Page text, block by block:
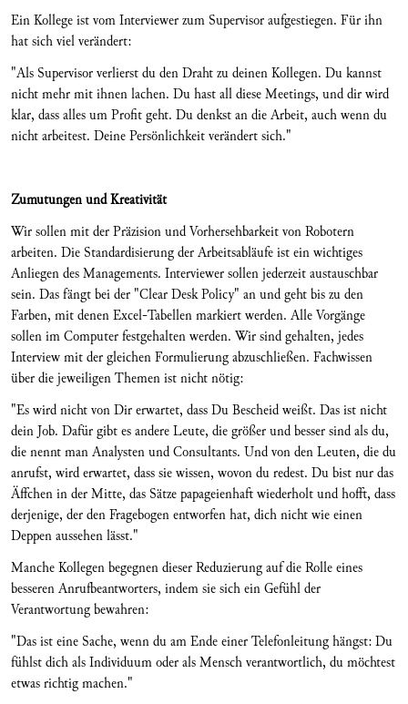
Ein Kollege ist vom Interviewer zum Supervisor aufgestiegen. Für ihn
hat sich viel verändert:
"Als Supervisor verlierst du den Draht zu deinen Kollegen. Du kannst
nicht mehr mit ihnen lachen. Du hast all diese Meetings, und dir wird
klar, dass alles um Profit geht. Du denkst an die Arbeit, auch wenn du
nicht arbeitest. Deine Persönlichkeit verändert sich."
Zumutungen und Kreativität
Wir sollen mit der Präzision und Vorhersehbarkeit von Robotern
arbeiten. Die Standardisierung der Arbeitsabläufe ist ein wichtiges
Anliegen des Managements. Interviewer sollen jederzeit austauschbar
sein. Das fängt bei der "Clear Desk Policy" an und geht bis zu den
Farben, mit denen Excel-Tabellen markiert werden. Alle Vorgänge
sollen im Computer festgehalten werden. Wir sind gehalten, jedes
Interview mit der gleichen Formulierung abzuschließen. Fachwissen
über die jeweiligen Themen ist nicht nötig:
"Es wird nicht von Dir erwartet, dass Du Bescheid weißt. Das ist nicht
dein Job. Dafür gibt es andere Leute, die größer und besser sind als du,
die nennt man Analysten und Consultants. Und von den Leuten, die du
anrufst, wird erwartet, dass sie wissen, wovon du redest. Du bist nur das
Äffchen in der Mitte, das Sätze papageienhaft wiederholt und hofft, dass
derjenige, der den Fragebogen entworfen hat, dich nicht wie einen
Deppen aussehen lässt."
Manche Kollegen begegnen dieser Reduzierung auf die Rolle eines
besseren Anrufbeantworters, indem sie sich ein Gefühl der
Verantwortung bewahren:
"Das ist eine Sache, wenn du am Ende einer Telefonleitung hängst: Du
fühlst dich als Individuum oder als Mensch verantwortlich, du möchtest
etwas richtig machen."